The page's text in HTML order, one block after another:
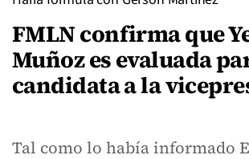
FMLN confirma que
Muñoz es evaluada
candidata a la
Tal como lo había informado